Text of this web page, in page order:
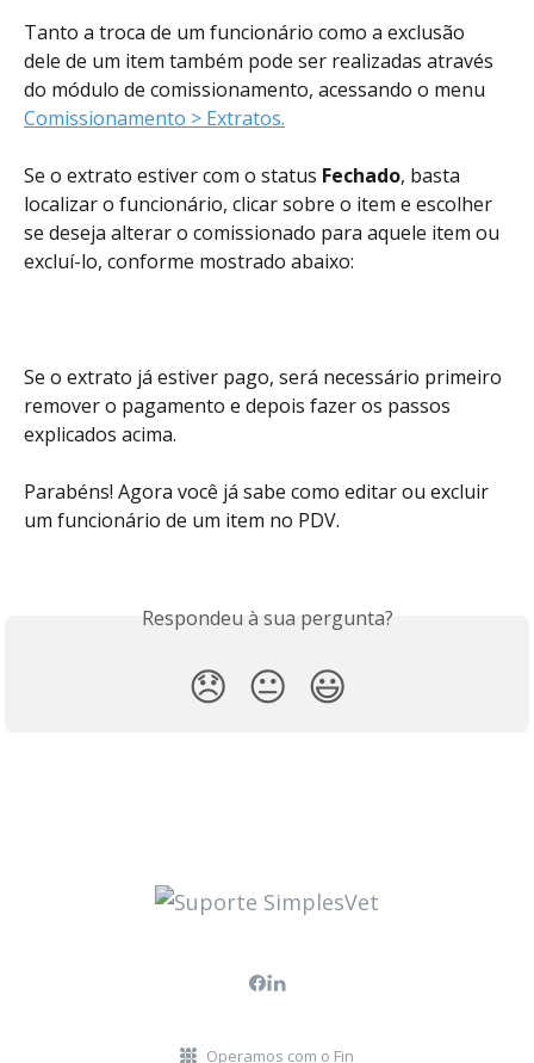
Tanto a troca de um funcionário como a exclusão
dele de um item também pode ser realizadas através
do módulo de comissionamento, acessando o menu
Comissionamento > Extratos.
Se o extrato estiver com o status Fechado, basta
localizar o funcionário, clicar sobre o item e escolher
se deseja alterar o comissionado para aquele item ou
excluí-lo, conforme mostrado abaixo:
Se o extrato já estiver pago, será necessário primeiro
remover o pagamento e depois fazer os passos
explicados acima.
Parabéns! Agora você já sabe como editar ou excluir
um funcionário de um item no PDV.
Respondeu à sua pergunta?
😞 😐 😃
Operamos com o Fin